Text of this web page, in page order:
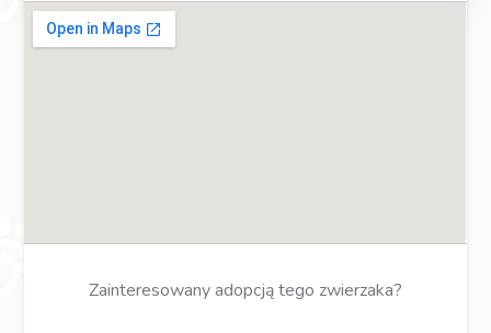
Zainteresowany adopcją tego zwierzaka?